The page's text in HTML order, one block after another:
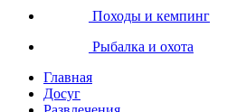
Походы и кемпинг
Рыбалка и охота
Главная
Досуг